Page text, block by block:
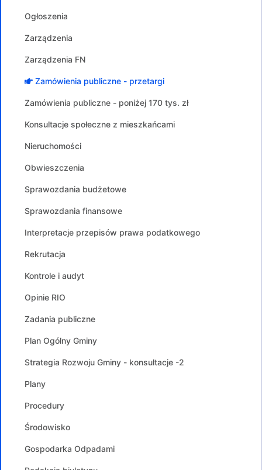
Ogłoszenia
Zarządzenia
Zarządzenia FN
Zamówienia publiczne - przetargi
Zamówienia publiczne - poniżej 170 tys. zł
Konsultacje społeczne z mieszkańcami
Nieruchomości
Obwieszczenia
Sprawozdania budżetowe
Sprawozdania finansowe
Interpretacje przepisów prawa podatkowego
Rekrutacja
Kontrole i audyt
Opinie RIO
Zadania publiczne
Plan Ogólny Gminy
Strategia Rozwoju Gminy - konsultacje -2
Plany
Procedury
Środowisko
Gospodarka Odpadami